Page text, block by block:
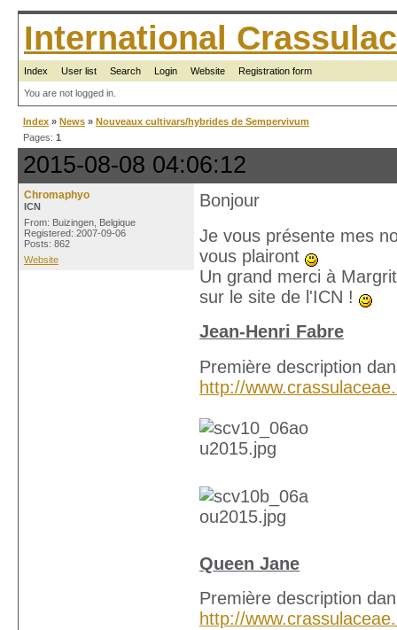
International
Index User list Search Login Website Registration form
You are not logged in.
Index » News » Nouveaux cultivars/hybrides de Sempervivum
Pages: 1
2015-08-08 04:06:12
Chromaphyo
ICN
From: Buizingen, Belgique
Registered: 2007-09-06
Posts: 862
Website
Bonjour
Je vous présente mes
vous plairont
Un grand merci à
sur le site de l'ICN !
Jean-Henri Fabre
Première description
http://
Queen Jane
Première description
http://